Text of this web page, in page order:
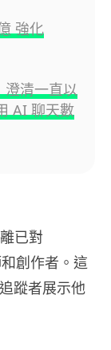
強化
清一直以
AI 聊天數
已對
創作者。這
蹤者展示他